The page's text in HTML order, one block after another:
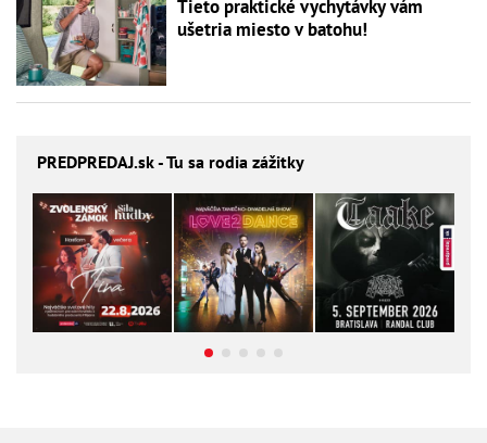
Tieto praktické vychytávky vám
ušetria miesto v batohu!
PREDPREDAJ.sk - Tu sa rodia zážitky